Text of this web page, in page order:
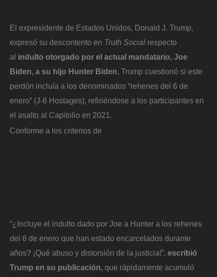
El expresidente de Estados Unidos, Donald J. Trump,
expresó su descontento en Truth Social respecto
al indulto otorgado por el actual mandatario, Joe
Biden, a su hijo Hunter Biden. Trump cuestionó si este
perdón incluía a los denominados “rehenes del 6 de
enero” (J-6 Hostages), refiriéndose a los participantes en
el asalto al Capitolio en 2021.
Conforme a los criterios de
“¿Incluye el indulto dado por Joe a Hunter a los rehenes
del 6 de enero que han estado encarcelados durante
años? ¡Qué abuso y distorsión de la justicia!”, escribió
Trump en su publicación, que rápidamente acumuló